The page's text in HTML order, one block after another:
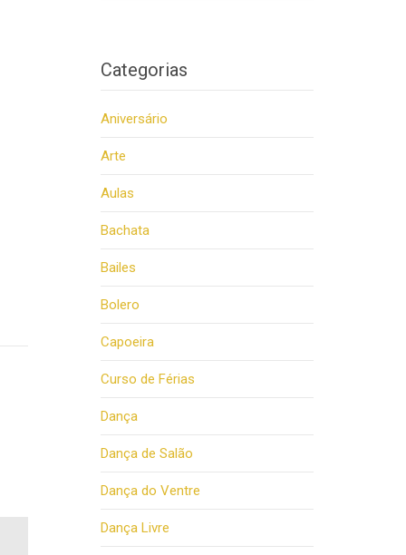
Categorias
Aniversário
Arte
Aulas
Bachata
Bailes
Bolero
Capoeira
Curso de Férias
Dança
Dança de Salão
Dança do Ventre
Dança Livre